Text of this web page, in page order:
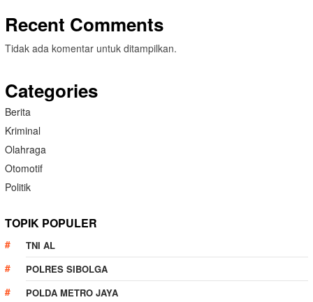
Recent Comments
Tidak ada komentar untuk ditampilkan.
Categories
Berita
Kriminal
Olahraga
Otomotif
Politik
TOPIK POPULER
TNI AL
POLRES SIBOLGA
POLDA METRO JAYA